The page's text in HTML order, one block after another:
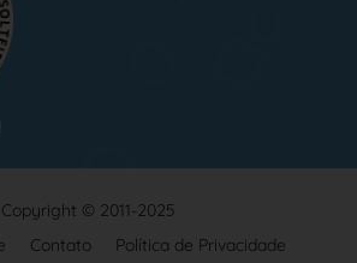
Copyright © 2011-2025
Contato Política de Privacidade